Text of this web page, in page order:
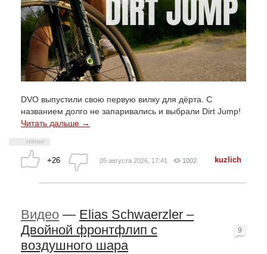
DVO выпустили свою первую вилку для дёрта. С
названием долго не запаривались и выбрали Dirt Jump!
Читать дальше →
+26 05 августа 2026, 17:41 1002 kuzlich
Видео — Elias Schwaerzler –
Двойной фронтфлип с
воздушного шара
9